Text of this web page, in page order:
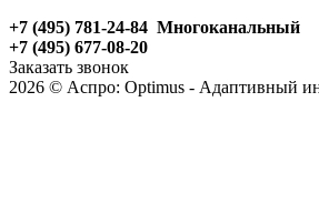
+7 (495) 781-24-84 Многоканальный
+7 (495) 677-08-20
Заказать звонок
2026 © Аспро: Optimus - Адаптивный